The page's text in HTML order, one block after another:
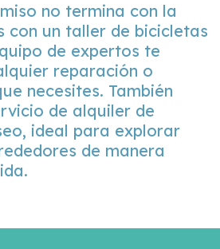
no termina con la
con un taller de bicicletas
de expertos te
reparación o
necesites. También
de alquiler de
ideal para explorar
de manera